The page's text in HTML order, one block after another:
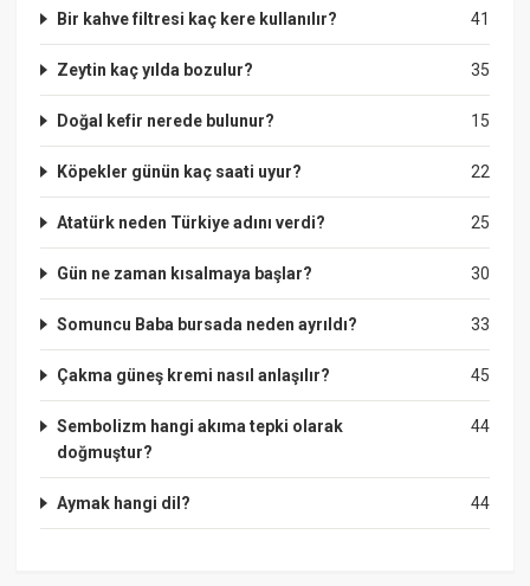
41
Bir kahve filtresi kaç kere kullanılır?
35
Zeytin kaç yılda bozulur?
15
Doğal kefir nerede bulunur?
22
Köpekler günün kaç saati uyur?
25
Atatürk neden Türkiye adını verdi?
30
Gün ne zaman kısalmaya başlar?
33
Somuncu Baba bursada neden ayrıldı?
45
Çakma güneş kremi nasıl anlaşılır?
44
Sembolizm hangi akıma tepki olarak
doğmuştur?
44
Aymak hangi dil?